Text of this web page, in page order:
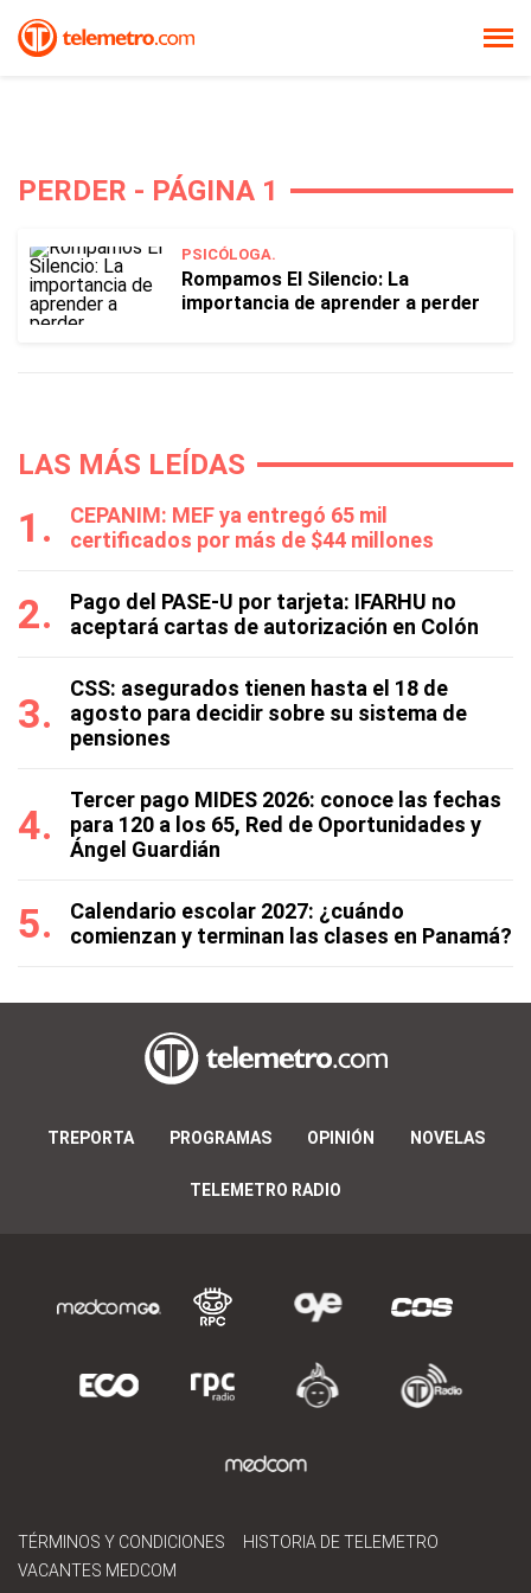
PERDER - PÁGINA 1
PSICÓLOGA.
Rompamos El Silencio: La
importancia de aprender a perder
LAS MÁS LEÍDAS
CEPANIM: MEF ya entregó 65 mil
certificados por más de $44 millones
Pago del PASE-U por tarjeta: IFARHU no
aceptará cartas de autorización en Colón
CSS: asegurados tienen hasta el 18 de
agosto para decidir sobre su sistema de
pensiones
Tercer pago MIDES 2026: conoce las fechas
para 120 a los 65, Red de Oportunidades y
Ángel Guardián
Calendario escolar 2027: ¿cuándo
comienzan y terminan las clases en Panamá?
TREPORTA PROGRAMAS OPINIÓN NOVELAS
TELEMETRO RADIO
TÉRMINOS Y CONDICIONES
HISTORIA DE TELEMETRO
VACANTES MEDCOM